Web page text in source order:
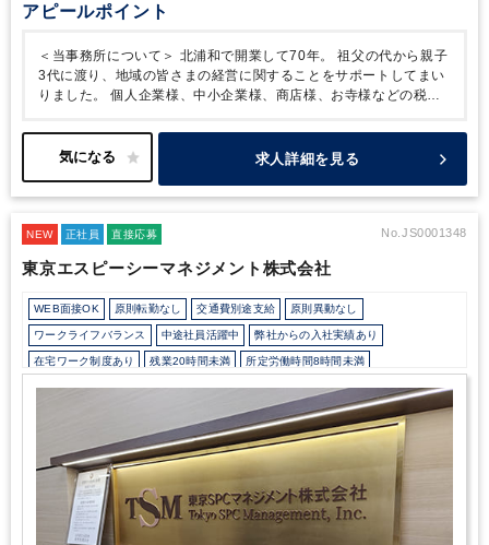
アピールポイント
＜当事務所について＞ 北浦和で開業して70年。
祖父の代から親子
3代に渡り、地域の皆さまの経営に関することをサポートしてまい
りました。
個人企業様、中小企業様、商店様、お寺様などの税務
ります。今後は様々なお客様のお悩みを解決するために、より多
岐にわたって悩みを解決できるよう、体制を整えてまいります。
長は穏やかなお人柄で、相談しやすい環境が整っています。
求人詳細を見る
NEW 正社員 直接応募 No.JS0001348
東京エスピーシーマネジメント株式会社
WEB面接OK 原則転勤なし 交通費別途支給 原則異動なし
ワークライフバランス 中途社員活躍中 弊社からの入社実績あり
在宅ワーク制度あり 残業20時間未満 所定労働時間8時間未満
駅から徒歩5分以内 オフィスカジュアルOK 研修・資格取得支援 土日祝休み
不動産に強み